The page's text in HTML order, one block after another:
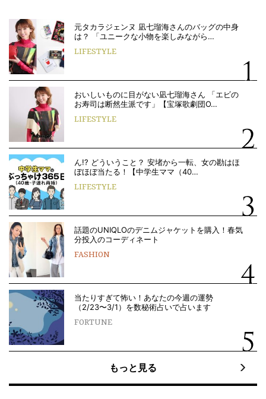
元タカラジェンヌ 凪七瑠海さんのバッグの中身
は？ 「ユニークな小物を楽しみながら…
LIFESTYLE
おいしいものに目がない凪七瑠海さん 「エビの
お寿司は断然生派です」【宝塚歌劇団O…
LIFESTYLE
ん!? どういうこと？ 安堵から一転、女の勘はほ
ぼほぼ当たる！【中学生ママ（40…
LIFESTYLE
話題のUNIQLOのデニムジャケットを購入！春気
分投入のコーディネート
FASHION
当たりすぎて怖い！あなたの今週の運勢
（2/23〜3/1）を数秘術占いで占います
FORTUNE
もっと見る